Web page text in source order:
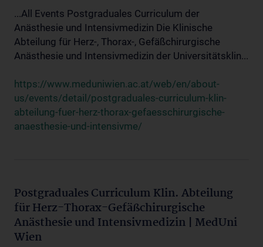
...All Events Postgraduales Curriculum der
Anästhesie und Intensivmedizin Die Klinische
Abteilung für Herz-, Thorax-, Gefäßchirurgische
Anästhesie und Intensivmedizin der Universitätsklin...
https://www.meduniwien.ac.at/web/en/about-
us/events/detail/postgraduales-curriculum-klin-
abteilung-fuer-herz-thorax-gefaesschirurgische-
anaesthesie-und-intensivme/
Postgraduales Curriculum Klin. Abteilung
für Herz-Thorax-Gefäßchirurgische
Anästhesie und Intensivmedizin | MedUni
Wien